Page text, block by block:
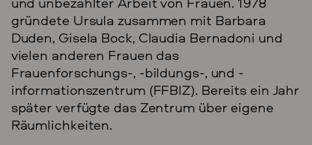
gründete Ursula zusammen mit Barbara
Duden, Gisela Bock, Claudia Bernadoni und
vielen anderen Frauen das
Frauenforschungs-, -bildungs-, und -
informationszentrum (FFBIZ). Bereits ein Jahr
später verfügte das Zentrum über eigene
Räumlichkeiten.